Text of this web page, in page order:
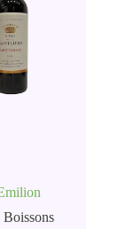
Boissons